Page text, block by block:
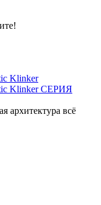
Klinker
Klinker СЕРИЯ
архитектура всё